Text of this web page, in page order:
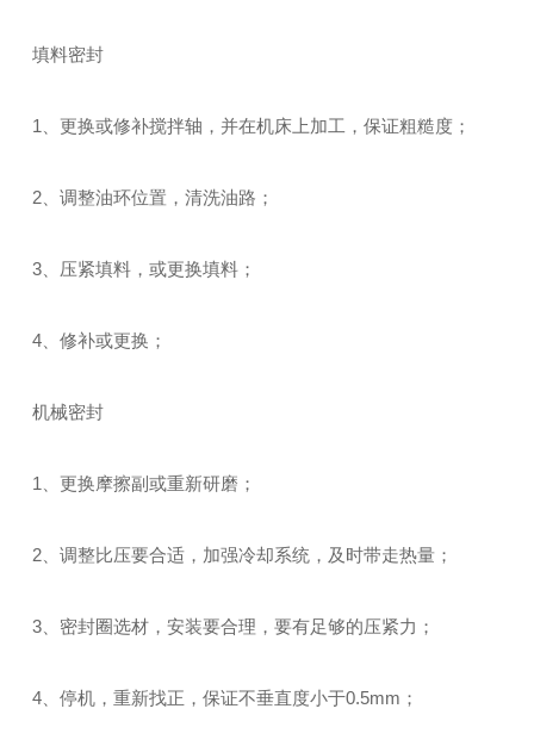
填料密封
1、更换或修补搅拌轴，并在机床上加工，保证粗糙度；
2、调整油环位置，清洗油路；
3、压紧填料，或更换填料；
4、修补或更换；
机械密封
1、更换摩擦副或重新研磨；
2、调整比压要合适，加强冷却系统，及时带走热量；
3、密封圈选材，安装要合理，要有足够的压紧力；
4、停机，重新找正，保证不垂直度小于0.5mm；